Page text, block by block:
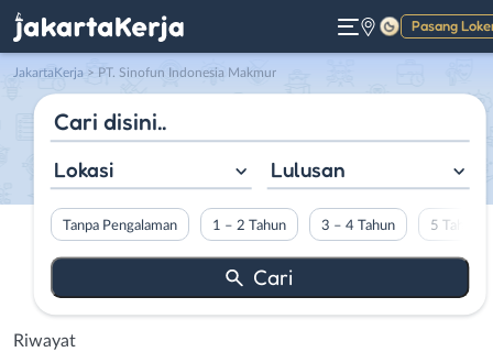
Pasang
Gelap
JakartaKerja > PT. Sinofun Indonesia Makmur
Lokasi Lulusan
Tanpa Pengalaman 1 – 2 Tahun 3 – 4 Tahun 5 Tahun
Riwayat